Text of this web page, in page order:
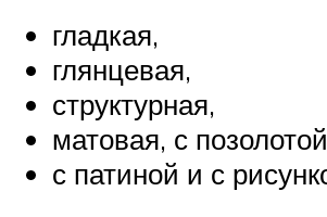
гладкая,
глянцевая,
структурная,
матовая, с
с патиной и с